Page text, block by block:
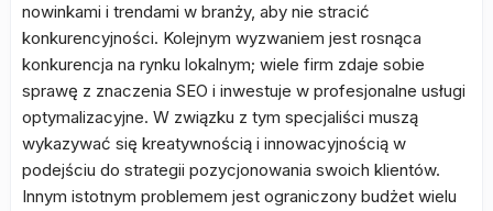
nowinkami i trendami w branży, aby nie stracić
konkurencyjności. Kolejnym wyzwaniem jest rosnąca
konkurencja na rynku lokalnym; wiele firm zdaje sobie
sprawę z znaczenia SEO i inwestuje w profesjonalne usługi
optymalizacyjne. W związku z tym specjaliści muszą
wykazywać się kreatywnością i innowacyjnością w
podejściu do strategii pozycjonowania swoich klientów.
Innym istotnym problemem jest ograniczony budżet wielu